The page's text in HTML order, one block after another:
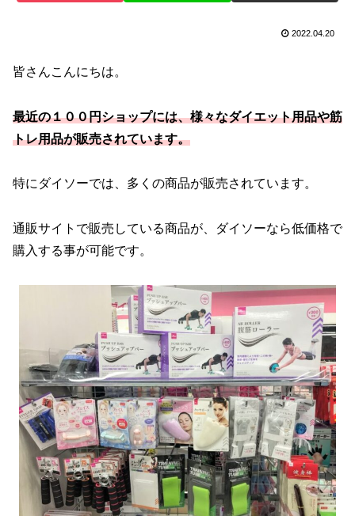
2022.04.20
皆さんこんにちは。
最近の１００円ショップには、様々なダイエット用品や筋
トレ用品が販売されています。
特にダイソーでは、多くの商品が販売されています。
通販サイトで販売している商品が、ダイソーなら低価格で
購入する事が可能です。